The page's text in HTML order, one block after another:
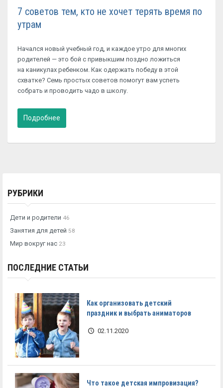
7 советов тем, кто не хочет терять время по
утрам
Начался новый учебный год, и каждое утро для многих
родителей — это бой с привыкшим поздно ложиться
на каникулах ребенком. Как одержать победу в этой
схватке? Семь простых советов помогут вам успеть
собрать и проводить чадо в школу.
Подробнее
РУБРИКИ
Дети и родители 46
Занятия для детей 58
Мир вокруг нас 23
ПОСЛЕДНИЕ СТАТЬИ
Как организовать детский
праздник и выбрать аниматоров
02.11.2020
Что такое детская импровизация?